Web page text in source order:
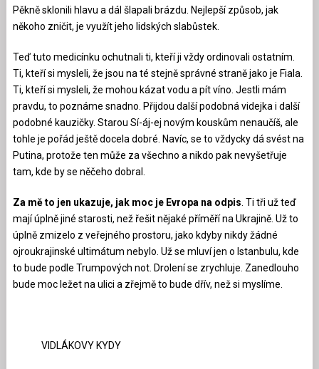
Pěkně sklonili hlavu a dál šlapali brázdu. Nejlepší způsob, jak
někoho zničit, je využít jeho lidských slabůstek.
Teď tuto medicínku ochutnali ti, kteří ji vždy ordinovali ostatním.
Ti, kteří si mysleli, že jsou na té stejně správné straně jako je Fiala.
Ti, kteří si mysleli, že mohou kázat vodu a pít víno. Jestli mám
pravdu, to poznáme snadno. Přijdou další podobná videjka i další
podobné kauzičky. Starou Sí-áj-ej novým kouskům nenaučíš, ale
tohle je pořád ještě docela dobré. Navíc, se to vždycky dá svést na
Putina, protože ten může za všechno a nikdo pak nevyšetřuje
tam, kde by se něčeho dobral.
Za mě to jen ukazuje, jak moc je Evropa na odpis . Ti tři už teď
mají úplně jiné starosti, než řešit nějaké příměří na Ukrajině. Už to
úplně zmizelo z veřejného prostoru, jako kdyby nikdy žádné
ojroukrajinské ultimátum nebylo. Už se mluví jen o Istanbulu, kde
to bude podle Trumpových not. Drolení se zrychluje. Zanedlouho
bude moc ležet na ulici a zřejmě to bude dřív, než si myslíme.
VIDLÁKOVY KYDY